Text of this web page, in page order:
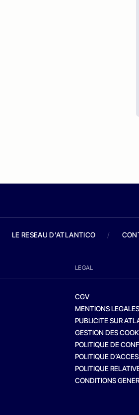
LE RESEAU D'ATLANTICO /
LEGAL
CGV
MENTIONS LEGALES
PUBLICITE SUR
GESTION DES
POLITIQUE DE
POLITIQUE
POLITIQUE
CONDITIONS